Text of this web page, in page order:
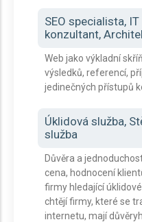
SEO specialista, IT
konzultant,
Web jako výkladní
výsledků, referencí,
jedinečných přístupů
Úklidová služba,
služba
Důvěra a
cena, hodnocení
firmy hledající
chtějí firmy, které se
internetu, mají